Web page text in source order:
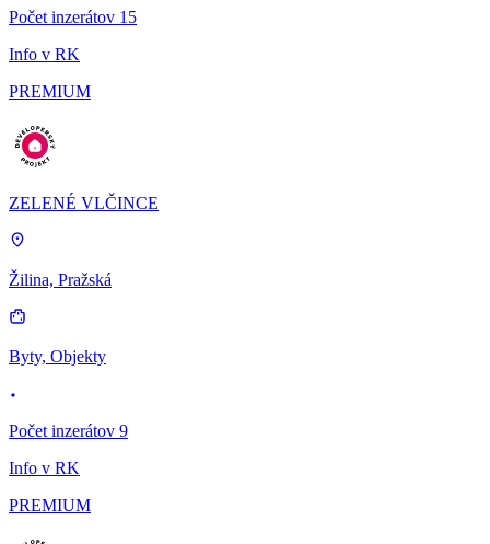
Počet inzerátov 15
Info v RK
PREMIUM
ZELENÉ VLČINCE
Žilina, Pražská
Byty, Objekty
Počet inzerátov 9
Info v RK
PREMIUM